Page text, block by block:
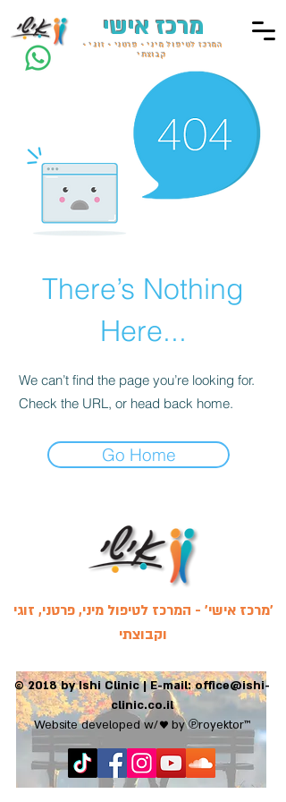
המרכז לטיפול מיני • פרטני • זוגי •
קבוצתי
מרכז אישי
There’s Nothing
Here...
We can’t find the page you’re looking for.
Check the URL, or head back home.
Go Home
'מרכז אישי' - המרכז לטיפול מיני, פרטני, זוגי
וקבוצתי
© 2018 by Ishi Clinic| E-mail: office@ishi-
clinic.co.il
Website developed w/♥ by℗royektor™